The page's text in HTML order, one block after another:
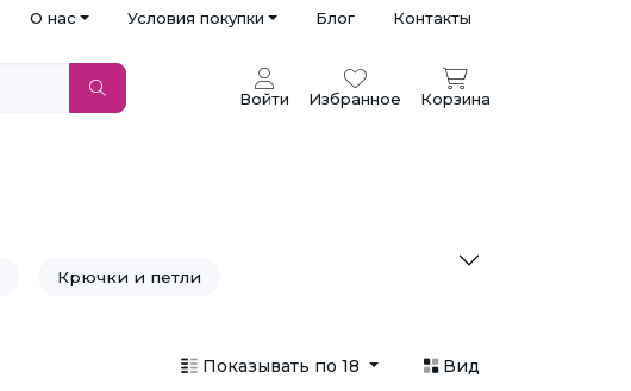
О нас Условия покупки Блог Контакты
Войти Избранное Корзина
Крючки и петли
Показывать по 18 Вид